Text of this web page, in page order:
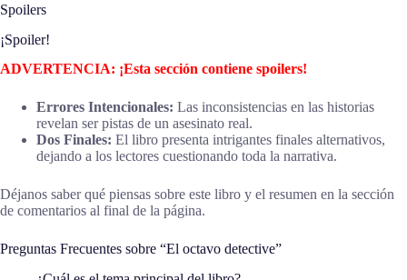
Spoilers
¡Spoiler!
ADVERTENCIA: ¡Esta sección contiene spoilers!
Errores Intencionales: Las inconsistencias en las historias
revelan ser pistas de un asesinato real.
Dos Finales: El libro presenta intrigantes finales alternativos,
dejando a los lectores cuestionando toda la narrativa.
Déjanos saber qué piensas sobre este libro y el resumen en la sección
de comentarios al final de la página.
Preguntas Frecuentes sobre “El octavo detective”